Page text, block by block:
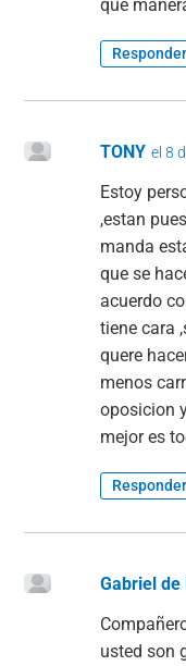
que
Responder
TONY el 8
Estoy
,estan
manda
que se
acuerdo
tiene cara
quere
menos
oposicion
mejor es
Responder
Gabriel de
usted son